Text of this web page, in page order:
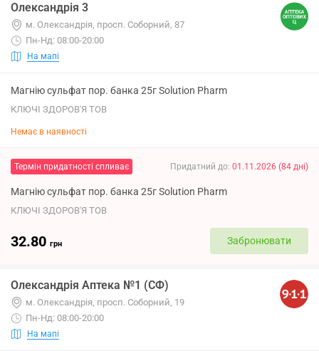
Олександрія 3
м. Олександрія, просп. Соборний, 87
Пн-Нд: 08:00-20:00
На мапі
Магнію сульфат пор. банка 25г Solution Pharm
КЛЮЧІ ЗДОРОВ'Я ТОВ
Немає в наявності
Термін придатності спливає Придатний до: 01.11.2026 (84 дні)
Магнію сульфат пор. банка 25г Solution Pharm
КЛЮЧІ ЗДОРОВ'Я ТОВ
32.80 грн Забронювати
Олександрія Аптека №1 (СФ)
м. Олександрія, просп. Соборний, 19
Пн-Нд: 08:00-20:00
На мапі